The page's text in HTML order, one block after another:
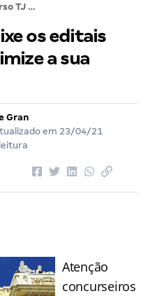
Concurso TJ PE: baixe os editais verticalizados e otimize a sua preparação!
os editais
a sua
Gran
em 23/04/21
Atenção
concurseiros